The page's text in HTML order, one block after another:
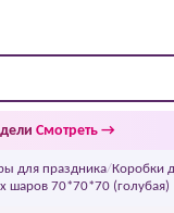
Смотреть →
для праздника/Коробки
шаров 70*70*70 (голубая)